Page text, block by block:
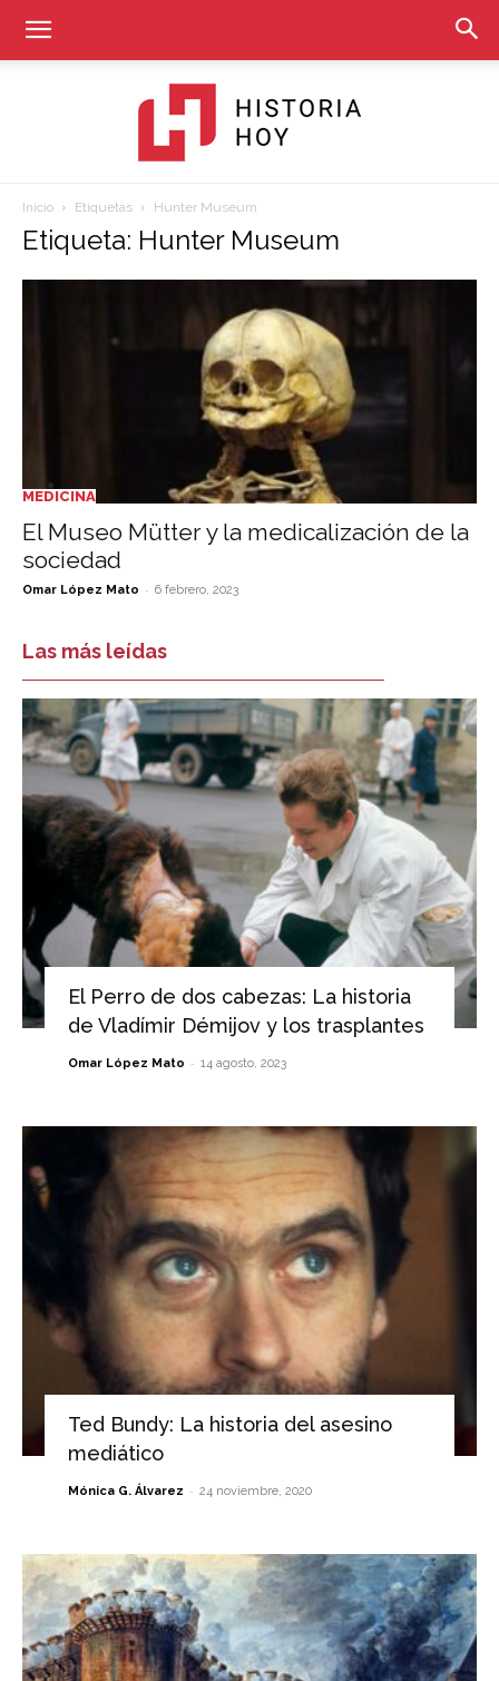
Historia
Hoy
Inicio Etiquetas Hunter Museum
Etiqueta: Hunter Museum
MEDICINA
El Museo Mütter y la medicalización de la
sociedad
Omar López Mato - 6 febrero, 2023
Las más leídas
El Perro de dos cabezas: La historia
de Vladímir Démijov y los trasplantes
Omar López Mato - 14 agosto, 2023
Ted Bundy: La historia del asesino
mediático
Mónica G. Álvarez - 24 noviembre, 2020